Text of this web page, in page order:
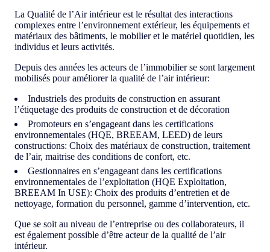
La Qualité de l’Air intérieur est le résultat des interactions
complexes entre l’environnement extérieur, les équipements et
matériaux des bâtiments, le mobilier et le matériel quotidien, les
individus et leurs activités.
Depuis des années les acteurs de l’immobilier se sont largement
mobilisés pour améliorer la qualité de l’air intérieur:
Industriels des produits de construction en assurant
l’étiquetage des produits de construction et de décoration
Promoteurs en s’engageant dans les certifications
environnementales (HQE, BREEAM, LEED) de leurs
constructions: Choix des matériaux de construction, traitement
de l’air, maitrise des conditions de confort, etc.
Gestionnaires en s’engageant dans les certifications
environnementales de l’exploitation (HQE Exploitation,
BREEAM In USE): Choix des produits d’entretien et de
nettoyage, formation du personnel, gamme d’intervention, etc.
Que se soit au niveau de l’entreprise ou des collaborateurs, il
est également possible d’être acteur de la qualité de l’air
intérieur.